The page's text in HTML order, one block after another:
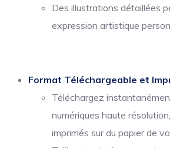
Des illustrations détaillées
expression artistique
Format Téléchargeable et
Téléchargez
numériques haute
imprimés sur du papier de